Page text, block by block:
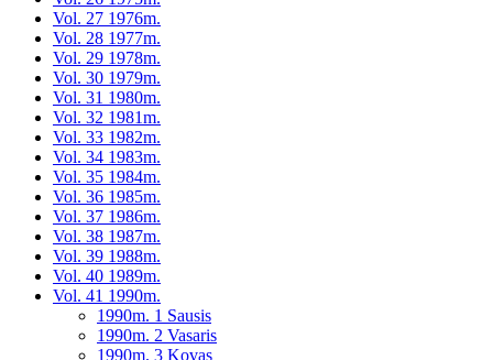
Vol. 27 1976m.
Vol. 28 1977m.
Vol. 29 1978m.
Vol. 30 1979m.
Vol. 31 1980m.
Vol. 32 1981m.
Vol. 33 1982m.
Vol. 34 1983m.
Vol. 35 1984m.
Vol. 36 1985m.
Vol. 37 1986m.
Vol. 38 1987m.
Vol. 39 1988m.
Vol. 40 1989m.
Vol. 41 1990m.
1990m. 1 Sausis
1990m. 2 Vasaris
1990m. 3 Kovas